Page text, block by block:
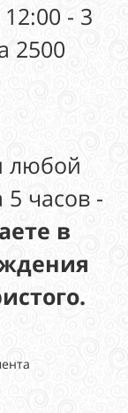
- 3
2500
любой
часов -
в
.